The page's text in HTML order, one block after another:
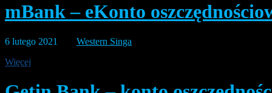
mBank – eKonto
6 lutego 2021
Western Singa
Więcej